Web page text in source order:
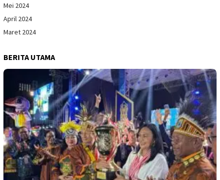
Mei 2024
April 2024
Maret 2024
BERITA UTAMA